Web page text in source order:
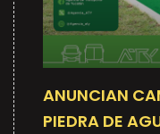
ANUNCIAN
PIEDRA DE